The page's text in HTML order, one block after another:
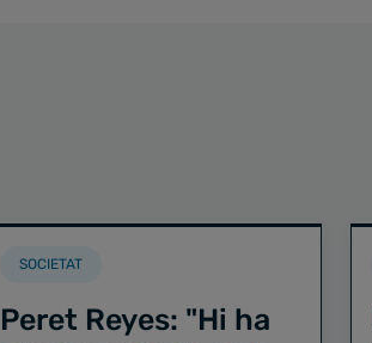
SOCIETAT
Peret Reyes: "Hi ha